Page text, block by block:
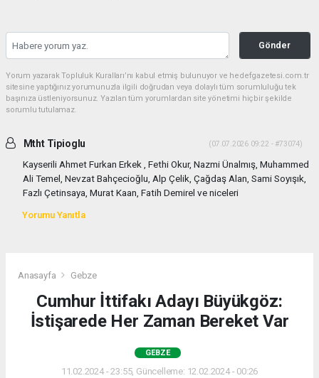
Gönder
Yorum yazarak Topluluk Kuralları’nı kabul etmiş bulunuyor ve hedefgazetesi.com.tr
sitesine yaptığınız yorumunuzla ilgili doğrudan veya dolaylı tüm sorumluluğu tek
başınıza üstleniyorsunuz. Yazılan tüm yorumlardan site yönetimi hiçbir şekilde
sorumlu tutulamaz.
Mtht Tipioglu (07.07.2026 09:22 - #73074)
Kayserili Ahmet Furkan Erkek , Fethi Okur, Nazmi Ünalmış, Muhammed
Ali Temel, Nevzat Bahçecioğlu, Alp Çelik, Çağdaş Alan, Sami Soyışık,
Fazlı Çetinsaya, Murat Kaan, Fatih Demirel ve niceleri
Yorumu Yanıtla
Anasayfa Gebze
Cumhur İttifakı Adayı Büyükgöz:
İstişarede Her Zaman Bereket Var
GEBZE
11.02.2024 - 23:55, Güncelleme: 12.02.2024 - 00:26